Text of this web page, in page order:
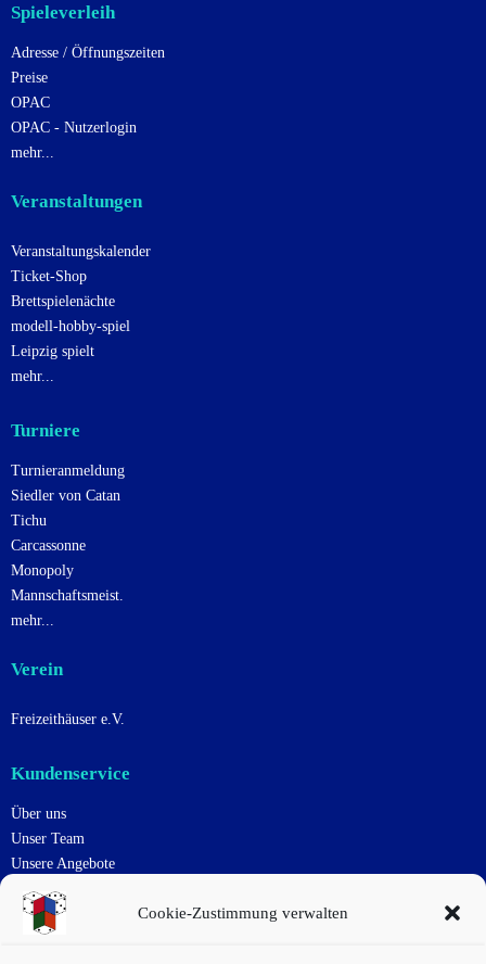
Cookie-Zustimmung verwalten
Spieleverleih
Adresse / Öffnungszeiten
Preise
OPAC
OPAC - Nutzerlogin
mehr...
Veranstaltungen
Veranstaltungskalender
Ticket-Shop
Brettspielenächte
modell-hobby-spiel
Leipzig spielt
mehr...
Turniere
Turnieranmeldung
Siedler von Catan
Tichu
Carcassonne
Monopoly
Mannschaftsmeist.
mehr...
Verein
Freizeithäuser e.V.
Kundenservice
Über uns
Unser Team
Unsere Angebote
Uns Unterstützen
Kontakt
Impressum